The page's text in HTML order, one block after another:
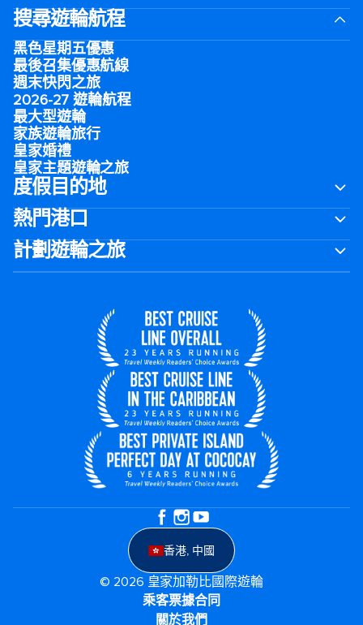
搜尋遊輪航程
黑色星期五優惠
最後召集優惠航線
週末快閃之旅
2026-27 遊輪航程
最大型遊輪
家族遊輪旅行
皇家婚禮
皇家主題遊輪之旅
度假目的地
熱門港口
計劃遊輪之旅
香港, 中國
© 2026 皇家加勒比國際遊輪
乘客票據合同
關於我們